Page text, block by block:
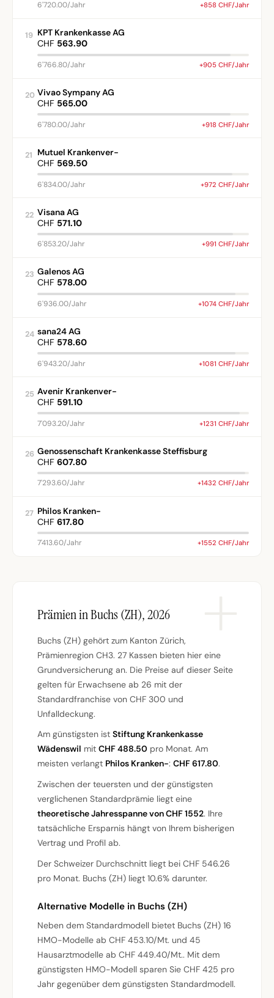
6'720.00/Jahr +858 CHF/Jahr
19 KPT Krankenkasse AG
CHF 563.90
6'766.80/Jahr +905 CHF/Jahr
20 Vivao Sympany AG
CHF 565.00
6'780.00/Jahr +918 CHF/Jahr
21 Mutuel Krankenver-
CHF 569.50
6'834.00/Jahr +972 CHF/Jahr
22 Visana AG
CHF 571.10
6'853.20/Jahr +991 CHF/Jahr
23 Galenos AG
CHF 578.00
6'936.00/Jahr +1074 CHF/Jahr
24 sana24 AG
CHF 578.60
6'943.20/Jahr +1081 CHF/Jahr
25 Avenir Krankenver-
CHF 591.10
7'093.20/Jahr +1231 CHF/Jahr
26 Genossenschaft Krankenkasse Steffisburg
CHF 607.80
7'293.60/Jahr +1432 CHF/Jahr
27 Philos Kranken-
CHF 617.80
7'413.60/Jahr +1552 CHF/Jahr
Prämien in Buchs (ZH), 2026
Buchs (ZH) gehört zum Kanton Zürich,
Prämienregion CH3. 27 Kassen bieten hier eine
Grundversicherung an. Die Preise auf dieser Seite
gelten für Erwachsene ab 26 mit der
Standardfranchise von CHF 300 und
Unfalldeckung.
Am günstigsten ist Stiftung Krankenkasse
Wädenswil mit CHF 488.50 pro Monat. Am
meisten verlangt Philos Kranken-: CHF 617.80.
Zwischen der teuersten und der günstigsten
verglichenen Standardprämie liegt eine
theoretische Jahresspanne von CHF 1552. Ihre
tatsächliche Ersparnis hängt von Ihrem bisherigen
Vertrag und Profil ab.
Der Schweizer Durchschnitt liegt bei CHF 546.26
pro Monat. Buchs (ZH) liegt 10.6% darunter.
Alternative Modelle in Buchs (ZH)
Neben dem Standardmodell bietet Buchs (ZH) 16
HMO-Modelle ab CHF 453.10/Mt. und 45
Hausarztmodelle ab CHF 449.40/Mt.. Mit dem
günstigsten HMO-Modell sparen Sie CHF 425 pro
Jahr gegenüber dem günstigsten Standardmodell.